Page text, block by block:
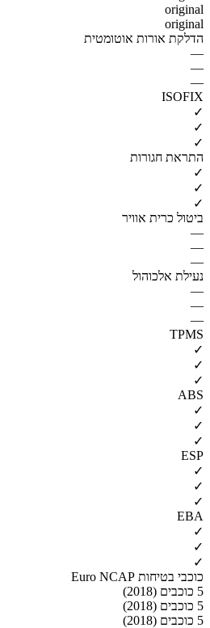
original
original
הדלקת אורות אוטומטית
—
—
—
ISOFIX
✓
✓
✓
התראת חגורות
✓
✓
✓
ביטול כרית אוויר
—
—
—
נעילת אלכוהול
—
—
—
TPMS
✓
✓
✓
ABS
✓
✓
✓
ESP
✓
✓
✓
EBA
✓
✓
✓
כוכבי בטיחות Euro NCAP
5 כוכבים (2018)
5 כוכבים (2018)
5 כוכבים (2018)